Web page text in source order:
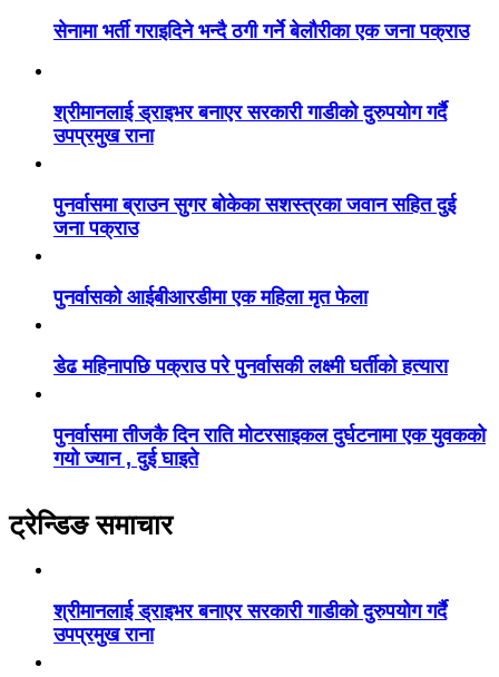
सेनामा भर्ती गराइदिने भन्दै ठगी गर्ने बेलौरीका एक जना पक्राउ
श्रीमानलाई ड्राइभर बनाएर सरकारी गाडीको दुरुपयोग गर्दै
उपप्रमुख राना
पुनर्वासमा ब्राउन सुगर बोकेका सशस्त्रका जवान सहित दुई
जना पक्राउ
पुनर्वासको आईबीआरडीमा एक महिला मृत फेला
डेढ महिनापछि पक्राउ परे पुनर्वासकी लक्ष्मी घर्तीको हत्यारा
पुनर्वासमा तीजकै दिन राति मोटरसाइकल दुर्घटनामा एक युवकको
गयो ज्यान , दुई घाइते
ट्रेन्डिङ समाचार
श्रीमानलाई ड्राइभर बनाएर सरकारी गाडीको दुरुपयोग गर्दै
उपप्रमुख राना